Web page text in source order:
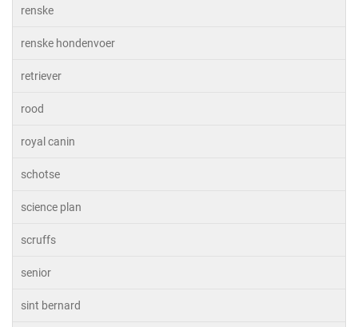
renske
renske hondenvoer
retriever
rood
royal canin
schotse
science plan
scruffs
senior
sint bernard